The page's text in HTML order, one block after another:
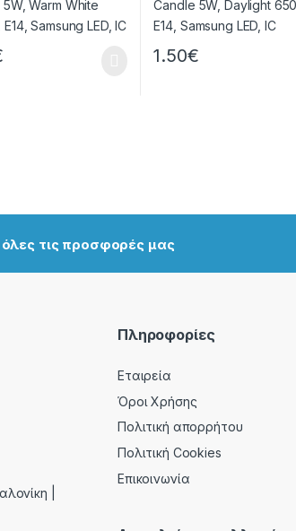
1.50€
όλες τις προσφορές μας
|
Πληροφορίες
Εταιρεία
Όροι Χρήσης
Πολιτική απορρήτου
Πολιτική Cookies
Επικοινωνία